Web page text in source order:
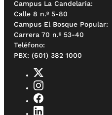
Campus La Candelaria:
Calle 8 n.º 5-80
Campus El Bosque Popular:
Carrera 70 n.º 53-40
Teléfono:
PBX: (601) 382 1000